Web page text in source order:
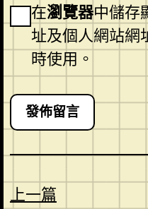
在瀏覽器中儲存
址及個人網站網
時使用。
上一篇